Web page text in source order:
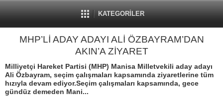
KATEGORİLER
MHP’Lİ ADAY ADAYI ALİ ÖZBAYRAM’DAN
AKIN’A ZİYARET
Milliyetçi Hareket Partisi (MHP) Manisa Milletvekili aday adayı
Ali Özbayram, seçim çalışmaları kapsamında ziyaretlerine tüm
hızıyla devam ediyor.Seçim çalışmaları kapsamında, gece
gündüz demeden Mani...